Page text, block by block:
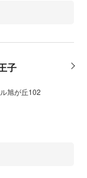
子
旭が丘102